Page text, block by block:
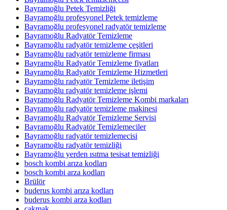
Bayramoğlu Petek Temizliği
Bayramoğlu profesyonel Petek temizleme
Bayramoğlu profesyonel radyatör temizleme
Bayramoğlu Radyatör Temizleme
Bayramoğlu radyatör temizleme çeşitleri
Bayramoğlu radyatör temizleme firması
Bayramoğlu Radyatör Temizleme fiyatları
Bayramoğlu Radyatör Temizleme Hizmetleri
Bayramoğlu radyatör Temizleme iletişim
Bayramoğlu radyatör temizleme işlemi
Bayramoğlu Radyatör Temizleme Kombi markaları
Bayramoğlu radyatör temizleme makinesi
Bayramoğlu Radyatör Temizleme Servisi
Bayramoğlu Radyatör Temizlemeciler
Bayramoğlu radyatör temizlemecisi
Bayramoğlu radyatör temizliği
Bayramoğlu yerden ısıtma tesisat temizliği
bosch kombi arıza kodları
bosch kombi arza kodları
Brülör
buderus kombi arıza kodları
buderus kombi arza kodları